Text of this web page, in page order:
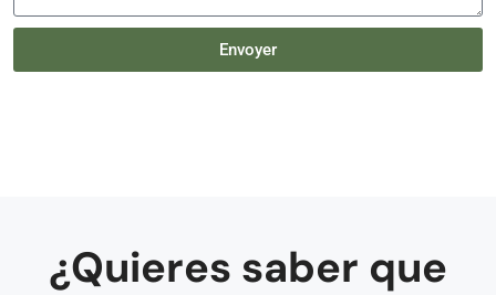
Envoyer
¿Quieres saber que